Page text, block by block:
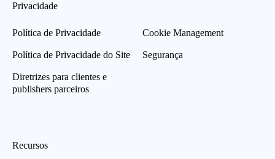
Privacidade
Política de Privacidade
Política de Privacidade do Site
Diretrizes para clientes e
publishers parceiros
Cookie Management
Segurança
Recursos